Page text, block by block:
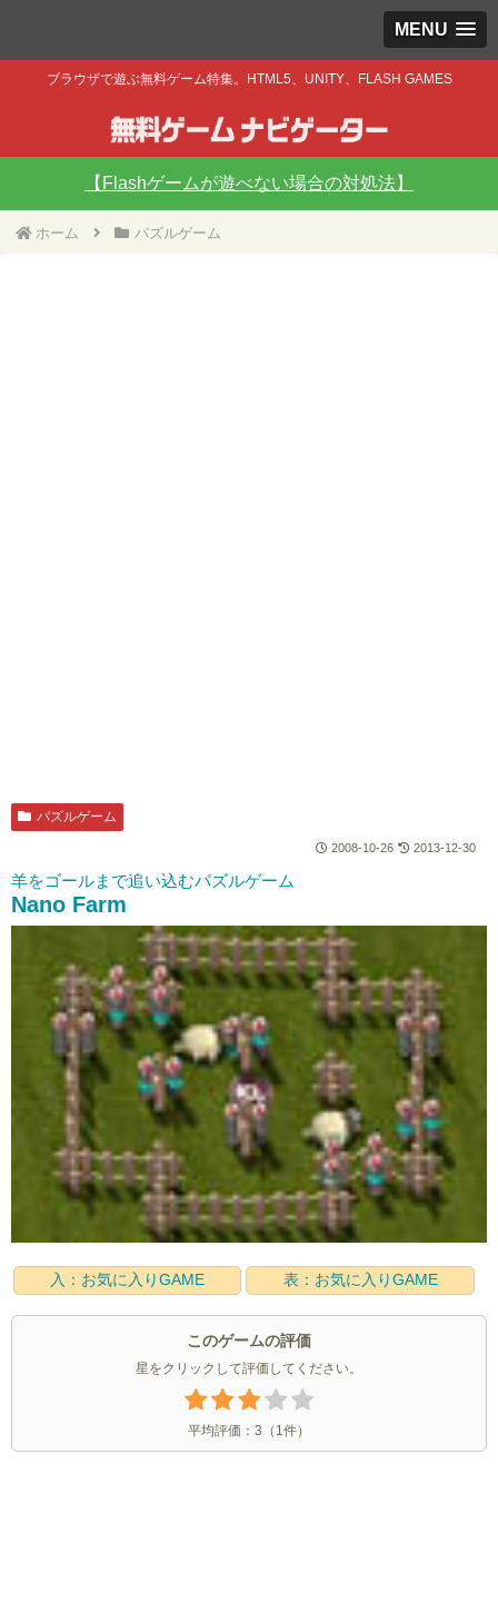
MENU
ブラウザで遊ぶ無料ゲーム特集。HTML5、UNITY、FLASH GAMES
【Flashゲームが遊べない場合の対処法】
ホーム パズルゲーム
パズルゲーム
2008-10-26 2013-12-30
羊をゴールまで追い込むパズルゲーム
Nano Farm
入：お気に入りGAME 表：お気に入りGAME
このゲームの評価
星をクリックして評価してください。
平均評価： 3 （ 1件）